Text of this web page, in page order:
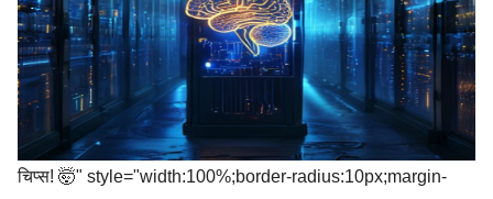
चिप्स! 🤯" style="width:100%;border-radius:10px;margin-